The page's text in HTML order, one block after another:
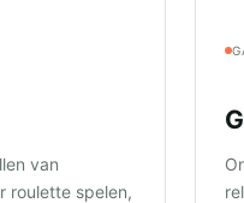
van
roulette spelen,